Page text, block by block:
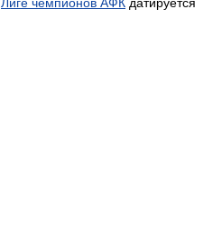
Лиге чемпионов АФК датируется